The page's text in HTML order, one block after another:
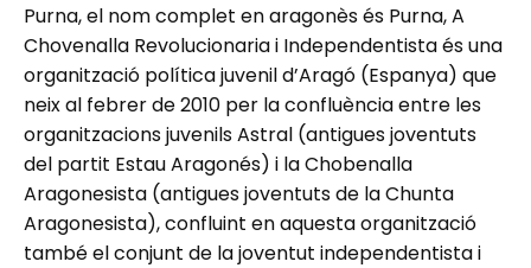
Purna, el nom complet en aragonès és Purna, A
Chovenalla Revolucionaria i Independentista és una
organització política juvenil d’Aragó (Espanya) que
neix al febrer de 2010 per la confluència entre les
organitzacions juvenils Astral (antigues joventuts
del partit Estau Aragonés) i la Chobenalla
Aragonesista (antigues joventuts de la Chunta
Aragonesista), confluint en aquesta organització
també el conjunt de la joventut independentista i